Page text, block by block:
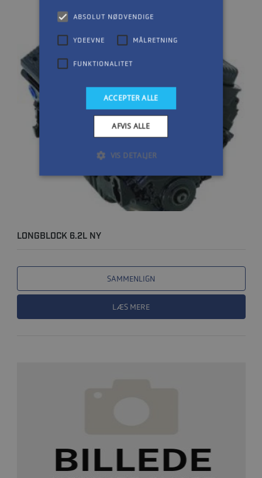
LONGBLOCK 6.2L NY
SAMMENLIGN
LÆS MERE
ABSOLUT NØDVENDIGE
YDEEVNE MÅLRETNING
FUNKTIONALITET
ACCEPTER ALLE
AFVIS ALLE
VIS DETALJER